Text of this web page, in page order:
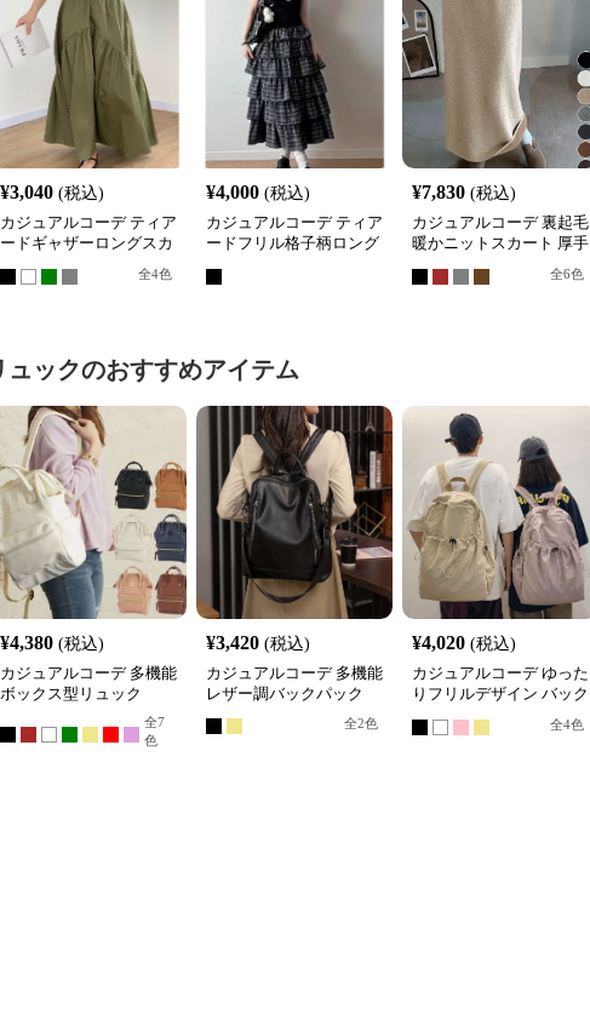
¥3,040 (税込)
カジュアルコーデ ティア
ードギャザーロングスカ
全4色
¥4,000 (税込)
カジュアルコーデ ティア
ードフリル格子柄ロング
¥7,830 (税込)
カジュアルコーデ 裏起毛
暖かニットスカート 厚手
ロング丈タイトスカート
全6色
ュックのおすすめアイテム
¥4,380 (税込)
カジュアルコーデ 多機能
ボックス型リュック
全7
色
¥3,420 (税込)
カジュアルコーデ 多機能
レザー調バックパック
全2色
¥4,020 (税込)
カジュアルコーデ ゆった
りフリルデザイン バック
全4色